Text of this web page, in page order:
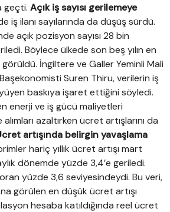
geçti. Açık iş sayısı gerilemeye
iş ilanı sayılarında da düşüş sürdü.
açık pozisyon sayısı 28 bin
Böylece ülkede son beş yılın en
İngiltere ve Galler Yeminli Mali
Suren Thiru, verilerin iş
baskıya işaret ettiğini söyledi.
enerji ve iş gücü maliyetleri
azaltırken ücret artışlarını da
artışında belirgin yavaşlama
hariç yıllık ücret artışı mart
dönemde yüzde 3,4’e geriledi.
yüzde 3,6 seviyesindeydi. Bu veri,
görülen en düşük ücret artışı
hesaba katıldığında reel ücret